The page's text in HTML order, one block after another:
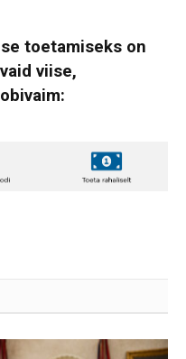
toetamiseks on
viise,